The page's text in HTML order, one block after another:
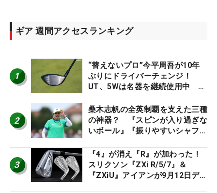
ギア 週間アクセスランキング
1
“替えないプロ”今平周吾が10年
ぶりにドライバーチェンジ！
UT、5Wは名器を継続使用中 #
2
桑木志帆の全英制覇を支えた三種
の神器？ 『スピンが入り過ぎな
いボール』『振りやすいシャフ
ー』 #女子プロセッティング
3
『4』が消え『R』が加わった！
スリクソン『ZXi R/5/7』＆
『ZXiU』アイアンが9月12日デ